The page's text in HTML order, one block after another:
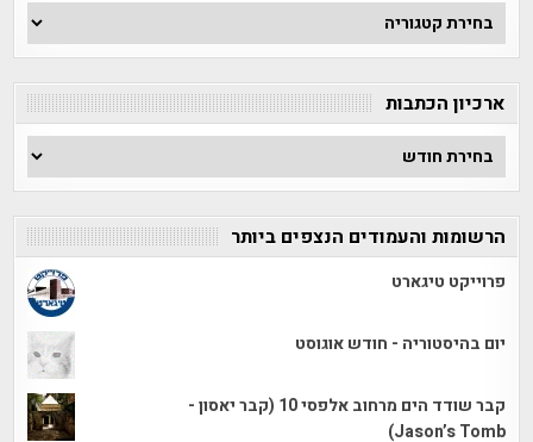
חפש
לפי
ארכיון הכתבות
ארכיון
הכתבות
הרשומות והעמודים הנצפים ביותר
פרוייקט טיגארט
יום בהיסטוריה - חודש אוגוסט
קבר שודד הים מרחוב אלפסי 10 (קבר יאסון -
Jason’s Tomb)